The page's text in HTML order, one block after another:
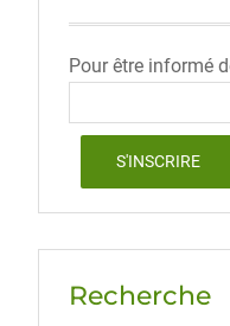
Pour être informé
Recherche